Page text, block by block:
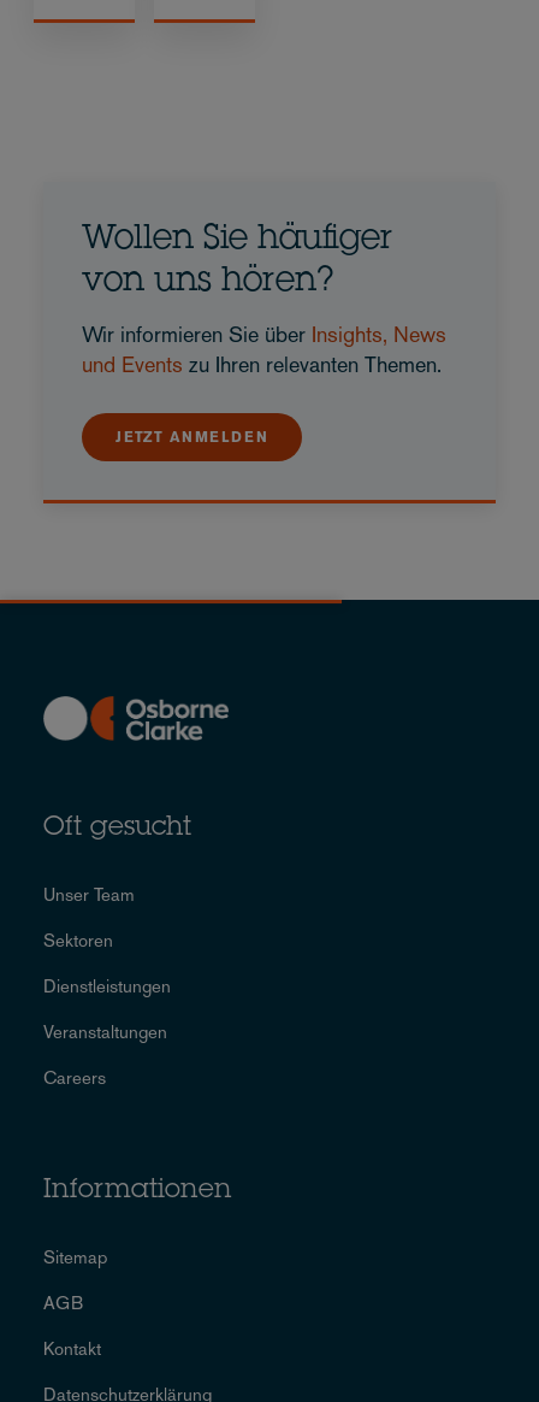
Wollen Sie häufiger
von uns hören?
Wir informieren Sie über Insights, News
und Events zu Ihren relevanten Themen.
JETZT ANMELDEN
Oft gesucht
Unser Team
Sektoren
Dienstleistungen
Veranstaltungen
Careers
Informationen
Sitemap
AGB
Kontakt
Datenschutzerklärung